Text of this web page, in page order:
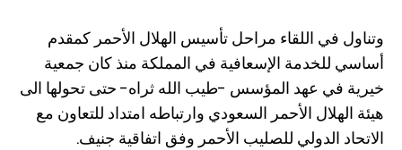
وتناول في اللقاء مراحل تأسيس الهلال الأحمر كمقدم
أساسي للخدمة الإسعافية في المملكة منذ كان جمعية
خيرية في عهد المؤسس -طيب الله ثراه- حتى تحولها الى
هيئة الهلال الأحمر السعودي وارتباطه امتداد للتعاون مع
الاتحاد الدولي للصليب الأحمر وفق اتفاقية جنيف.